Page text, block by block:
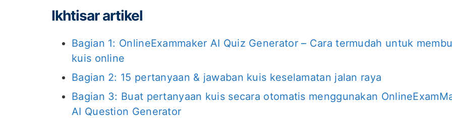
Ikhtisar artikel
Bagian 1: OnlineExammaker AI Quiz Generator – Cara termudah untuk
kuis online
Bagian 2: 15 pertanyaan & jawaban kuis keselamatan jalan raya
Bagian 3: Buat pertanyaan kuis secara otomatis menggunakan
AI Question Generator